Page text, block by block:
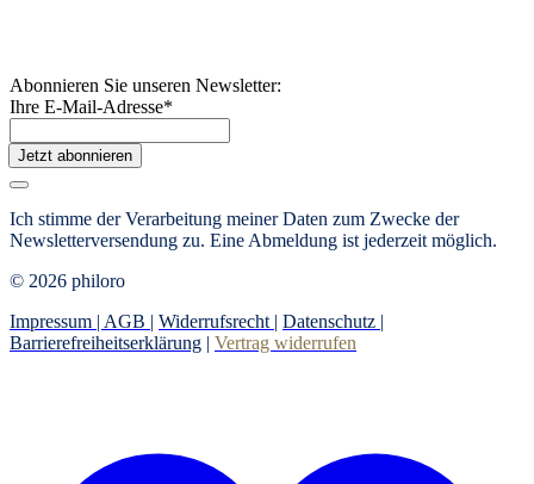
Abonnieren Sie unseren Newsletter:
Ihre E-Mail-Adresse*
Jetzt abonnieren
Ich stimme der Verarbeitung meiner Daten zum Zwecke der
Newsletterversendung zu. Eine Abmeldung ist jederzeit möglich.
© 2026 philoro
Impressum | AGB | Widerrufsrecht | Datenschutz |
Barrierefreiheitserklärung | Vertrag widerrufen